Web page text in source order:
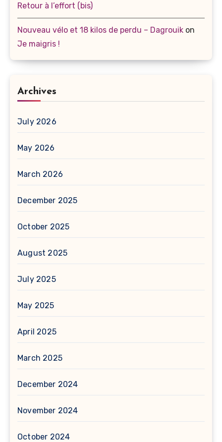
Retour à l’effort (bis)
Nouveau vélo et 18 kilos de perdu – Dagrouik on
Je maigris !
Archives
July 2026
May 2026
March 2026
December 2025
October 2025
August 2025
July 2025
May 2025
April 2025
March 2025
December 2024
November 2024
October 2024